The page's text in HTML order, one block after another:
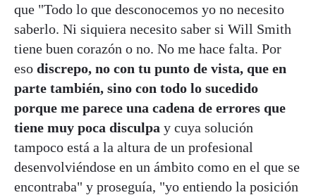
que "Todo lo que desconocemos yo no necesito
saberlo. Ni siquiera necesito saber si Will Smith
tiene buen corazón o no. No me hace falta. Por
eso discrepo, no con tu punto de vista, que en
parte también, sino con todo lo sucedido
porque me parece una cadena de errores que
tiene muy poca disculpa y cuya solución
tampoco está a la altura de un profesional
desenvolviéndose en un ámbito como en el que se
encontraba" y proseguía, "yo entiendo la posición